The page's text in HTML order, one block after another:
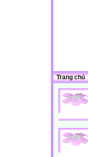
Trang chủ